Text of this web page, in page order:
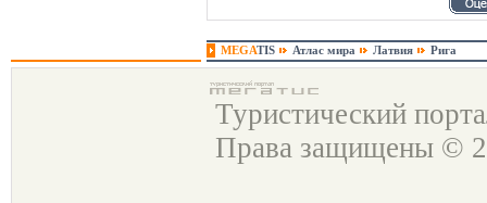
MEGATIS Атлас мира Латвия Рига
Туристический
Права защищены ©